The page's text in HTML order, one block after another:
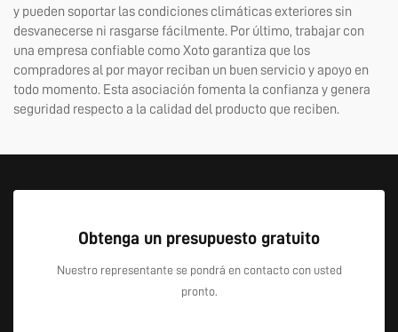
y pueden soportar las condiciones climáticas exteriores sin
desvanecerse ni rasgarse fácilmente. Por último, trabajar con
una empresa confiable como Xoto garantiza que los
compradores al por mayor reciban un buen servicio y apoyo en
todo momento. Esta asociación fomenta la confianza y genera
seguridad respecto a la calidad del producto que reciben.
Obtenga un presupuesto gratuito
Nuestro representante se pondrá en contacto con usted
pronto.